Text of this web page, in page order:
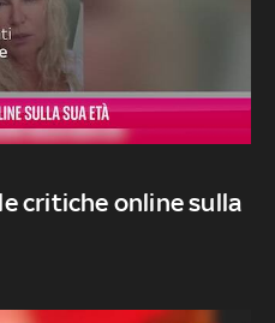
critiche online sulla